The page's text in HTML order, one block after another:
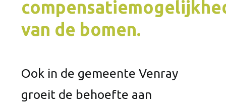
van de bomen.
Ook in de gemeente Venray
groeit de behoefte aan